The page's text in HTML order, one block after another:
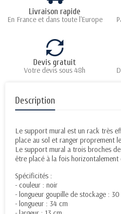
Livraison rapide
En France et dans toute l'Europe
Devis gratuit
Votre devis sous 48h
Description
Le support mural est un rack très
place au sol et ranger proprement
Le support mural a trois broches
être placé à la fois
Spécificités :
- couleur : noir
- longueur goupille de stockage : 30
- longueur : 34 cm